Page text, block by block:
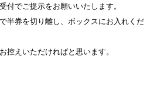
付でご提示をお願いいたします。
半券を切り離し、ボックスにお入れくだ
控えいただければと思います。